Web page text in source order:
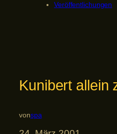
Veröffentlichungen
Kunibert allein
vonspa